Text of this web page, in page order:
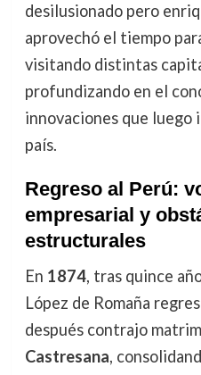
desilusionado pero
aprovechó el tiempo
visitando distintas
profundizando en el
innovaciones que
país.
Regreso al Perú:
empresarial y
estructurales
En 1874, tras quince
López de Romaña
después contrajo
Castresana,